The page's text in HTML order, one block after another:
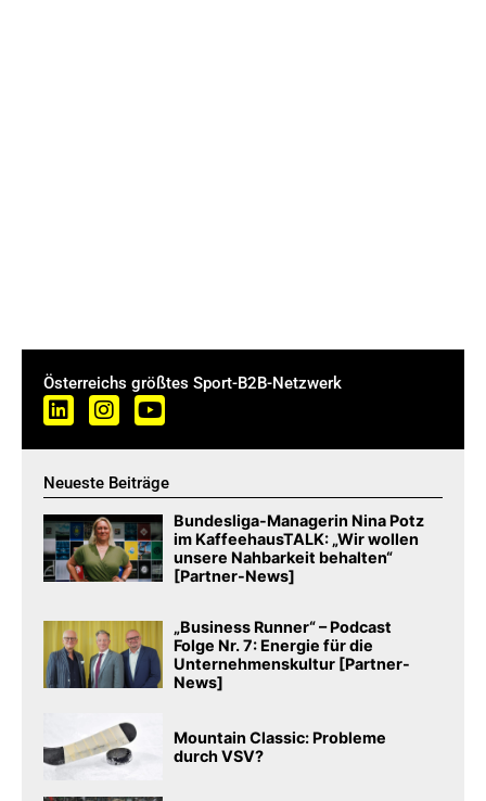
Österreichs größtes Sport-B2B-Netzwerk
Neueste Beiträge
Bundesliga-Managerin Nina Potz
im KaffeehausTALK: „Wir wollen
unsere Nahbarkeit behalten“
[Partner-News]
„Business Runner“ – Podcast
Folge Nr. 7: Energie für die
Unternehmenskultur [Partner-
News]
Mountain Classic: Probleme
durch VSV?